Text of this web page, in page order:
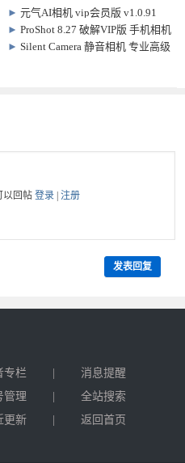
►元气AI相机 vip会员版 v1.0.91
►ProShot 8.27 破解VIP版 手机相机
拍摄软件
►Silent Camera 静音相机 专业高级
以回帖登录 |注册
发表回复
专栏 |
消息提醒
管理 |
全站搜索
更新 | 返回首页